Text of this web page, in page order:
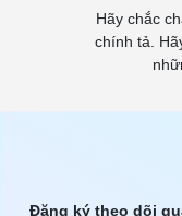
Hãy chắc
chính tả.
Đăng ký theo dõi